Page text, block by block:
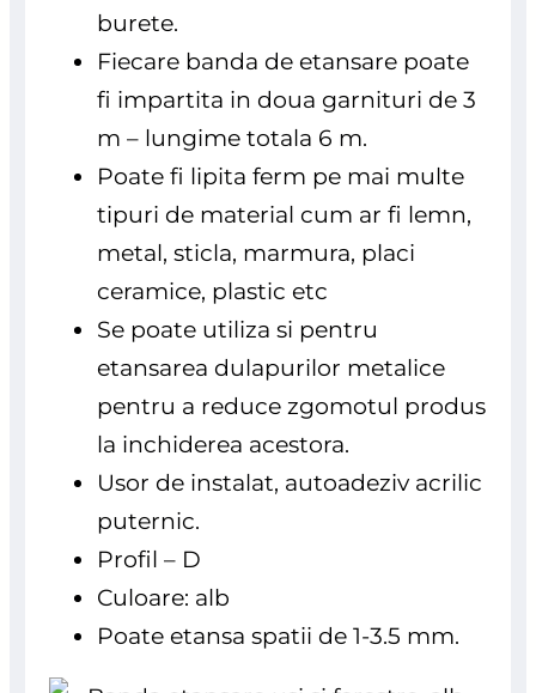
burete.
Fiecare banda de etansare poate
fi impartita in doua garnituri de 3
m – lungime totala 6 m.
Poate fi lipita ferm pe mai multe
tipuri de material cum ar fi lemn,
metal, sticla, marmura, placi
ceramice, plastic etc
Se poate utiliza si pentru
etansarea dulapurilor metalice
pentru a reduce zgomotul produs
la inchiderea acestora.
Usor de instalat, autoadeziv acrilic
puternic.
Profil – D
Culoare: alb
Poate etansa spatii de 1-3.5 mm.